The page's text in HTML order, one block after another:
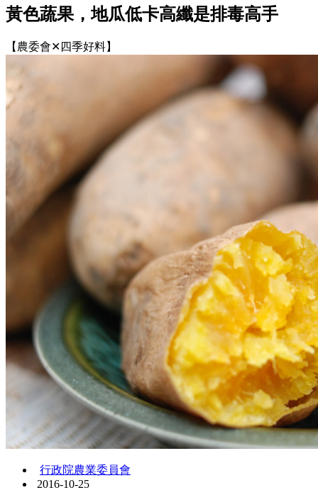
黃色蔬果，地瓜低卡高纖是排毒高手
【農委會✕四季好料】
行政院農業委員會
2016-10-25